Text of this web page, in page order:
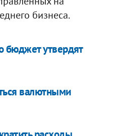
бизнеса.
бюджет утвердят
валютными